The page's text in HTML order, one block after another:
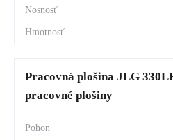
Pracovná plošina JLG
pracovné plošiny